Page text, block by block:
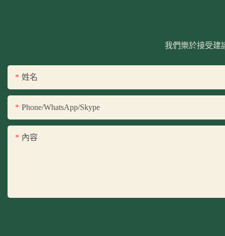
我們樂於接受建
姓名
Phone/WhatsApp/Skype
內容